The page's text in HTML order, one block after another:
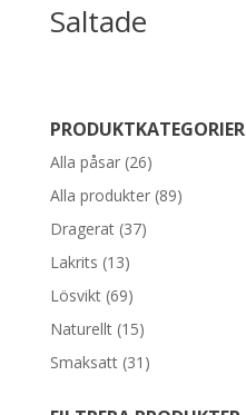
Saltade
PRODUKTKATEGORIER
Alla påsar (26)
Alla produkter (89)
Dragerat (37)
Lakrits (13)
Lösvikt (69)
Naturellt (15)
Smaksatt (31)